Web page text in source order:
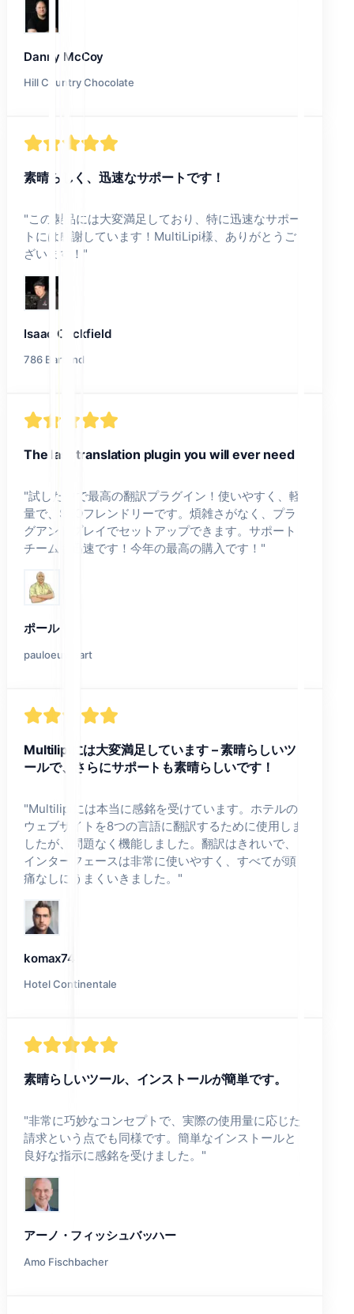
Danny McCoy
Hill Country Chocolate
素晴らしく、迅速なサポートです！
"この製品には大変満足しており、特に迅速なサポー
トには感謝しています！MultiLipi様、ありがとうご
ざいます！ "
Isaac Cockfield
786 Bartend
The last translation plugin you will ever need
"試した中で最高の翻訳プラグイン！使いやすく、軽
量で、SEOフレンドリーです。煩雑さがなく、プラ
グアンドプレイでセットアップできます。サポート
チームも迅速です！今年の最高の購入です！ "
ポール
pauloeuvreart
Multilipiには大変満足しています – 素晴らしいツ
ールで、さらにサポートも素晴らしいです！
"Multilipiには本当に感銘を受けています。ホテルの
ウェブサイトを8つの言語に翻訳するために使用しま
したが、問題なく機能しました。翻訳はきれいで、
インターフェースは非常に使いやすく、すべてが頭
痛なしにうまくいきました。 "
komax74
Hotel Continentale
素晴らしいツール、インストールが簡単です。
"非常に巧妙なコンセプトで、実際の使用量に応じた
請求という点でも同様です。簡単なインストールと
良好な指示に感銘を受けました。 "
アーノ・フィッシュバッハー
Amo Fischbacher